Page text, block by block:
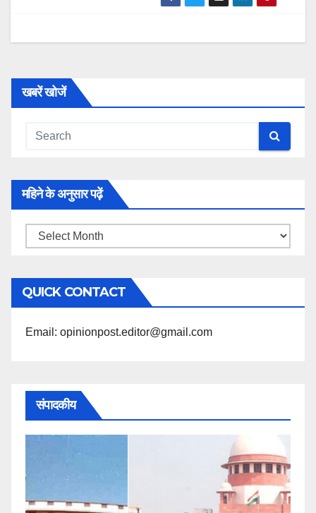
खबरें खोजें
महिने के अनुसार पढ़ें
महिने
अनुसार
पढ़ें
QUICK CONTACT
Email: opinionpost.editor@gmail.com
संपादकीय